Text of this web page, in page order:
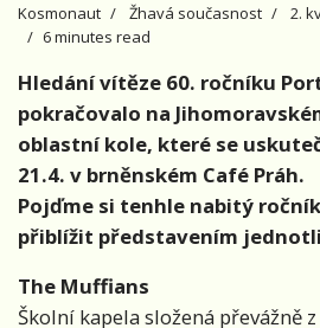
Kosmonaut Žhavá současnost 2.
6 minutes read
Hledání vítěze 60. ročníku
pokračovalo na
oblastní kole, které se
21.4. v brněnském Café Práh.
Pojďme si tenhle nabitý ročník
přiblížit představením
The Muffians
Školní kapela složená převážně